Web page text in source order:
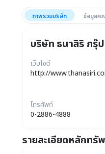
ภาพรวมบริษัท ข้อมูลค
บริษัท ธนาสิริ กรุ๊
เว็บไซต์
http://
โทรศัพท์
0-2886-4888
รายละเอียดหลักทรั